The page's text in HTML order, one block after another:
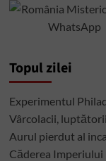
rusească
Topul zilei
Experimentul
Vârcolacii,
Aurul pierdut al
Căderea Imperiului